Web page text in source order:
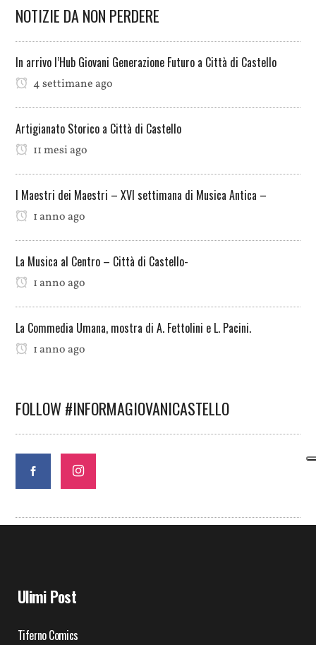
NOTIZIE DA NON PERDERE
In arrivo l’Hub Giovani Generazione Futuro a Città di Castello
4 settimane ago
Artigianato Storico a Città di Castello
11 mesi ago
I Maestri dei Maestri – XVI settimana di Musica Antica –
1 anno ago
La Musica al Centro – Città di Castello-
1 anno ago
La Commedia Umana, mostra di A. Fettolini e L. Pacini.
1 anno ago
FOLLOW #INFORMAGIOVANICASTELLO
Ulimi Post
Tiferno Comics